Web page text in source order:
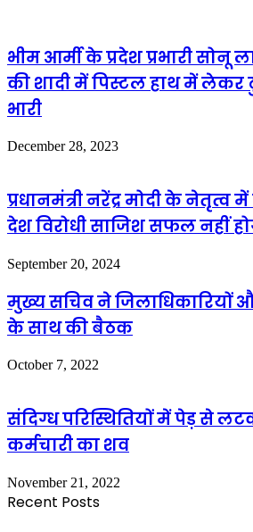
भीम आर्मी के प्रदेश प्रभारी सोनू
की शादी में पिस्टल हाथ में
भारी
December 28, 2023
प्रधानमंत्री नरेंद्र मोदी के नेतृत्व
देश विरोधी साजिश सफल नहीं
September 20, 2024
मुख्य सचिव ने जिलाधिकारियों
के साथ की बैठक
October 7, 2022
संदिग्ध परिस्थितियों में पेड़ से
कर्मचारी का शव
November 21, 2022
Recent Posts